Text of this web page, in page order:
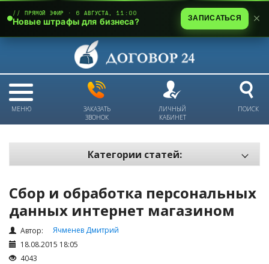
МЕНЮ
ЗАКАЗАТЬ
ЗВОНОК
ЛИЧНЫЙ
КАБИНЕТ
ПОИСК
Категории статей:
Электронный документооборот и цифровая подпись
Трудовые отношения
Техника безопасности и охрана труда
Сбор и обработка персональных
данных интернет магазином
Автор:
Ячменев Дмитрий
18.08.2015 18:05
4043
// ПРЯМОЙ ЭФИР · 6 АВГУСТА, 11:00
Новые штрафы для бизнеса? ЗАПИСАТЬСЯ